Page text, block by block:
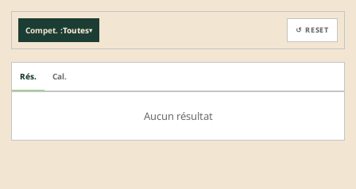
Compet. :Toutes▾ ↺ RESET
Rés. Cal.
Aucun résultat